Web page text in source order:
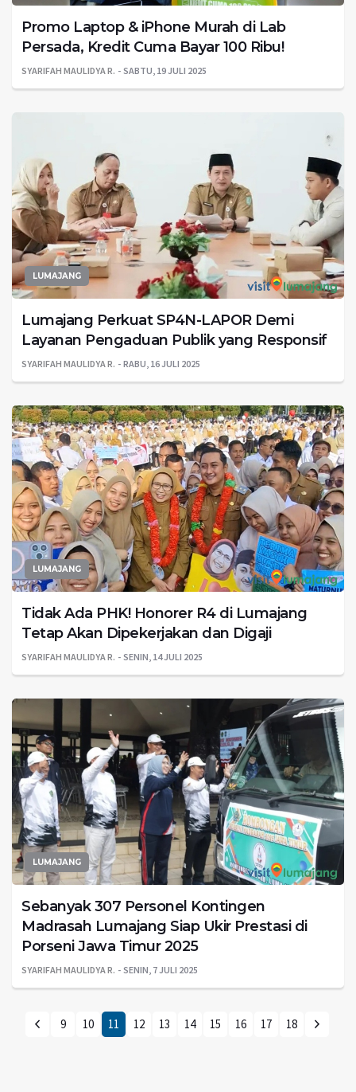
Promo Laptop & iPhone Murah di Lab
Persada, Kredit Cuma Bayar 100 Ribu!
SYARIFAH MAULIDYA R. SABTU, 19 JULI 2025
LUMAJANG
Lumajang Perkuat SP4N-LAPOR Demi
Layanan Pengaduan Publik yang Responsif
SYARIFAH MAULIDYA R. RABU, 16 JULI 2025
LUMAJANG
Tidak Ada PHK! Honorer R4 di Lumajang
Tetap Akan Dipekerjakan dan Digaji
SYARIFAH MAULIDYA R. SENIN, 14 JULI 2025
LUMAJANG
Sebanyak 307 Personel Kontingen
Madrasah Lumajang Siap Ukir Prestasi di
Porseni Jawa Timur 2025
SYARIFAH MAULIDYA R. SENIN, 7 JULI 2025
9 10 11 12 13 14 15 16 17 18